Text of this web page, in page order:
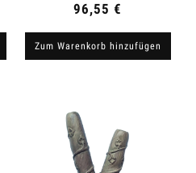
96,55 €
Zum Warenkorb hinzufügen